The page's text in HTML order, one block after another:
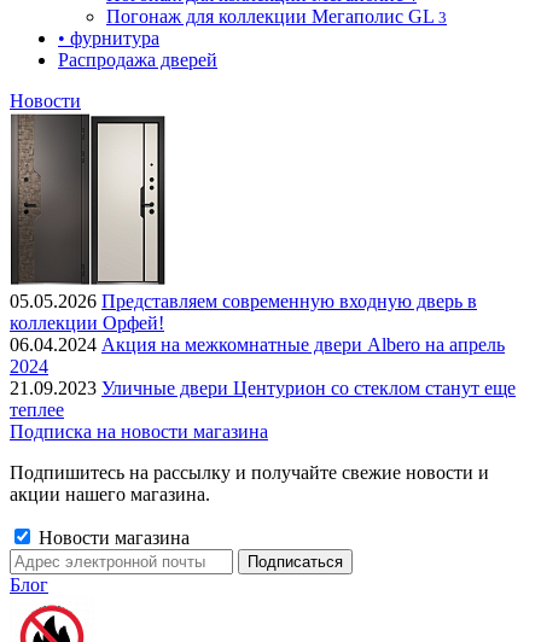
Погонаж для коллекции Мегаполис GL 3
• фурнитура
Распродажа дверей
Новости
05.05.2026 Представляем современную входную дверь в
коллекции Орфей!
06.04.2024 Акция на межкомнатные двери Albero на апрель
2024
21.09.2023 Уличные двери Центурион со стеклом станут еще
теплее
Подписка на новости магазина
Подпишитесь на рассылку и получайте свежие новости и
акции нашего магазина.
Новости магазина
Блог